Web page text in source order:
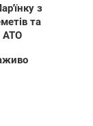
з
та
АТО